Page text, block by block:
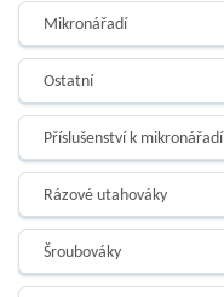
Mikronářadí
Ostatní
Příslušenství k mikronářadí
Rázové utahováky
Šroubováky